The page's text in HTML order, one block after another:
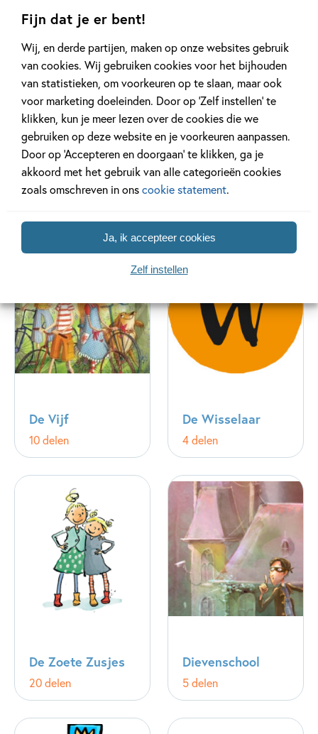
Fijn dat je er bent!
Wij, en derde partijen, maken op onze websites gebruik
van cookies. Wij gebruiken cookies voor het bijhouden
van statistieken, om voorkeuren op te slaan, maar ook
voor marketing doeleinden. Door op ‘Zelf instellen’ te
klikken, kun je meer lezen over de cookies die we
gebruiken op deze website en je voorkeuren aanpassen.
Door op ‘Accepteren en doorgaan’ te klikken, ga je
akkoord met het gebruik van alle categorieën cookies
zoals omschreven in onscookie statement.
Ja, ik accepteer cookies
Zelf instellen
De regels van
Floor
25 delen
De Super Squishy
Club
2 delen
De Vijf
10 delen
De Wisselaar
4 delen
De Zoete Zusjes
20 delen
Dievenschool
5 delen